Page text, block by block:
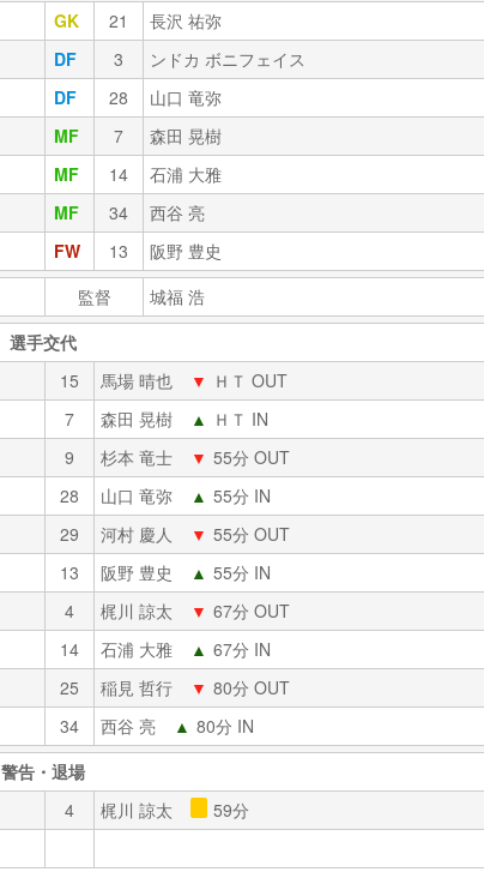
GK 21
長沢 祐弥
DF 3
ンドカ ボニフェイス
DF 28
山口 竜弥
MF 7
森田 晃樹
MF 14
石浦 大雅
MF 34
西谷 亮
FW 13
阪野 豊史
監督
城福 浩
選手交代
15 馬場 晴也 ▼ ＨＴ OUT
7 森田 晃樹 ▲ ＨＴ IN
9 杉本 竜士 ▼ 55分 OUT
28 山口 竜弥 ▲ 55分 IN
29 河村 慶人 ▼ 55分 OUT
13 阪野 豊史 ▲ 55分 IN
4 梶川 諒太 ▼ 67分 OUT
14 石浦 大雅 ▲ 67分 IN
25 稲見 哲行 ▼ 80分 OUT
34 西谷 亮 ▲ 80分 IN
警告・退場
4 梶川 諒太
59分